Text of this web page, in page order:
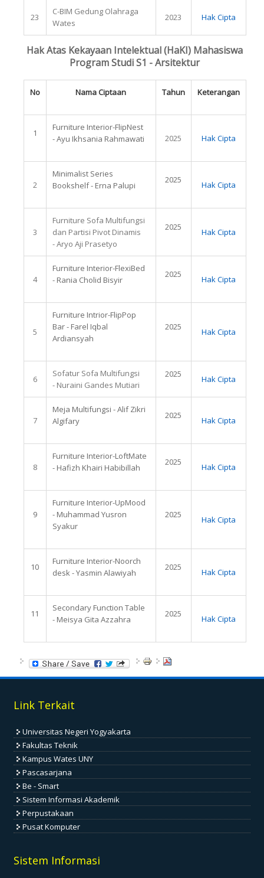
23
C-BIM Gedung Olahraga
Wates
2023 Hak Cipta
Hak Atas Kekayaan Intelektual (HaKI) Mahasiswa
Program Studi S1 - Arsitektur
No Nama Ciptaan Tahun Keterangan
1
Furniture Interior-FlipNest
- Ayu Ikhsania Rahmawati
2025 Hak Cipta
2
Minimalist Series
Bookshelf - Erna Palupi
2025 Hak Cipta
3
Furniture Sofa Multifungsi
dan Partisi Pivot Dinamis
- Aryo Aji Prasetyo
2025 Hak Cipta
4
Furniture Interior-FlexiBed
- Rania Cholid Bisyir
2025 Hak Cipta
5
Furniture Intrior-FlipPop
Bar - Farel Iqbal
Ardiansyah
2025 Hak Cipta
6
Sofatur Sofa Multifungsi
- Nuraini Gandes Mutiari
2025 Hak Cipta
7
Meja Multifungsi - Alif Zikri
Algifary
2025 Hak Cipta
8
Furniture Interior-LoftMate
- Hafizh Khairi Habibillah
2025 Hak Cipta
9
Furniture Interior-UpMood
- Muhammad Yusron
Syakur
2025 Hak Cipta
10
Furniture Interior-Noorch
desk - Yasmin Alawiyah
2025 Hak Cipta
11
Secondary Function Table
- Meisya Gita Azzahra
2025 Hak Cipta
Link Terkait
Universitas Negeri Yogyakarta
Fakultas Teknik
Kampus Wates UNY
Pascasarjana
Be - Smart
Sistem Informasi Akademik
Perpustakaan
Pusat Komputer
Sistem Informasi